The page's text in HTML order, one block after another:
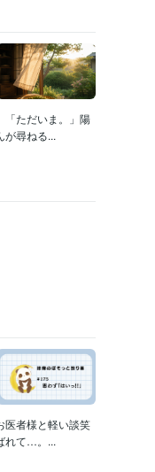
「ただいま。」陽
が尋ねる...
医者様と軽い談笑
れて…。...